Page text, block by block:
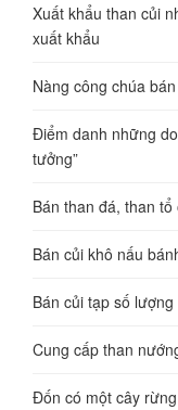
Xuất khẩu than củi
xuất khẩu
Nàng công chúa
Điểm danh những
tưởng”
Bán than đá, than
Bán củi khô nấu
Bán củi tạp số lượng
Cung cấp than
Đốn có một cây